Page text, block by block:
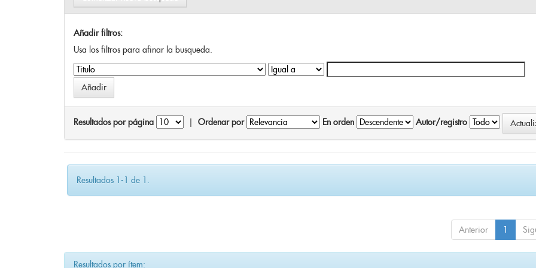
Añadir filtros:
Usa los filtros para afinar la busqueda.
Resultados por página Ordenar por En orden Autor/registro
Resultados 1-1 de 1.
Anterior 1
Resultados por ítem: